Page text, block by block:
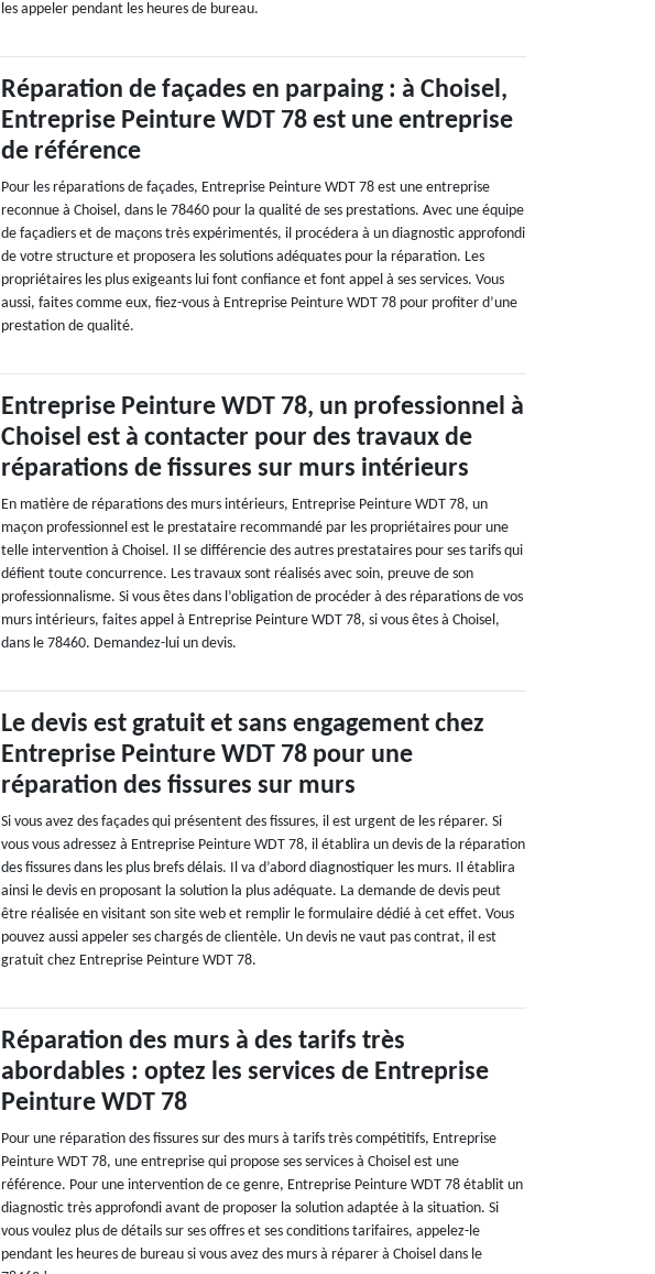
les appeler pendant les heures de bureau.
Réparation de façades en parpaing : à Choisel,
Entreprise Peinture WDT 78 est une entreprise
de référence
Pour les réparations de façades, Entreprise Peinture WDT 78 est une entreprise
reconnue à Choisel, dans le 78460 pour la qualité de ses prestations. Avec une équipe
de façadiers et de maçons très expérimentés, il procédera à un diagnostic approfondi
de votre structure et proposera les solutions adéquates pour la réparation. Les
propriétaires les plus exigeants lui font confiance et font appel à ses services. Vous
aussi, faites comme eux, fiez-vous à Entreprise Peinture WDT 78 pour profiter d’une
prestation de qualité.
Entreprise Peinture WDT 78, un professionnel à
Choisel est à contacter pour des travaux de
réparations de fissures sur murs intérieurs
En matière de réparations des murs intérieurs, Entreprise Peinture WDT 78, un
maçon professionnel est le prestataire recommandé par les propriétaires pour une
telle intervention à Choisel. Il se différencie des autres prestataires pour ses tarifs qui
défient toute concurrence. Les travaux sont réalisés avec soin, preuve de son
professionnalisme. Si vous êtes dans l’obligation de procéder à des réparations de vos
murs intérieurs, faites appel à Entreprise Peinture WDT 78, si vous êtes à Choisel,
dans le 78460. Demandez-lui un devis.
Le devis est gratuit et sans engagement chez
Entreprise Peinture WDT 78 pour une
réparation des fissures sur murs
Si vous avez des façades qui présentent des fissures, il est urgent de les réparer. Si
vous vous adressez à Entreprise Peinture WDT 78, il établira un devis de la réparation
des fissures dans les plus brefs délais. Il va d’abord diagnostiquer les murs. Il établira
ainsi le devis en proposant la solution la plus adéquate. La demande de devis peut
être réalisée en visitant son site web et remplir le formulaire dédié à cet effet. Vous
pouvez aussi appeler ses chargés de clientèle. Un devis ne vaut pas contrat, il est
gratuit chez Entreprise Peinture WDT 78.
Réparation des murs à des tarifs très
abordables : optez les services de Entreprise
Peinture WDT 78
Pour une réparation des fissures sur des murs à tarifs très compétitifs, Entreprise
Peinture WDT 78, une entreprise qui propose ses services à Choisel est une
référence. Pour une intervention de ce genre, Entreprise Peinture WDT 78 établit un
diagnostic très approfondi avant de proposer la solution adaptée à la situation. Si
vous voulez plus de détails sur ses offres et ses conditions tarifaires, appelez-le
pendant les heures de bureau si vous avez des murs à réparer à Choisel dans le